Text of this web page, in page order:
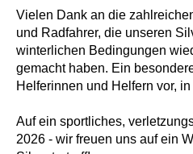
Vielen Dank an die
und Radfahrer, die unseren
winterlichen Bedingungen
gemacht haben. Ein
Helferinnen und Helfern vor,
Auf ein sportliches,
2026 - wir freuen uns auf ein